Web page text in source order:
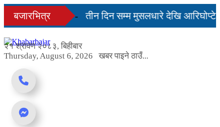
Skip
content
बजारभित्र
सहज हुन्छ’
तीन दिन सम्म मुसलधारे देखि आरिघोप्टे
२१ श्रावण २०८३, बिहीबार
Thursday, August 6, 2026
खबर पाइने ठाउँ...